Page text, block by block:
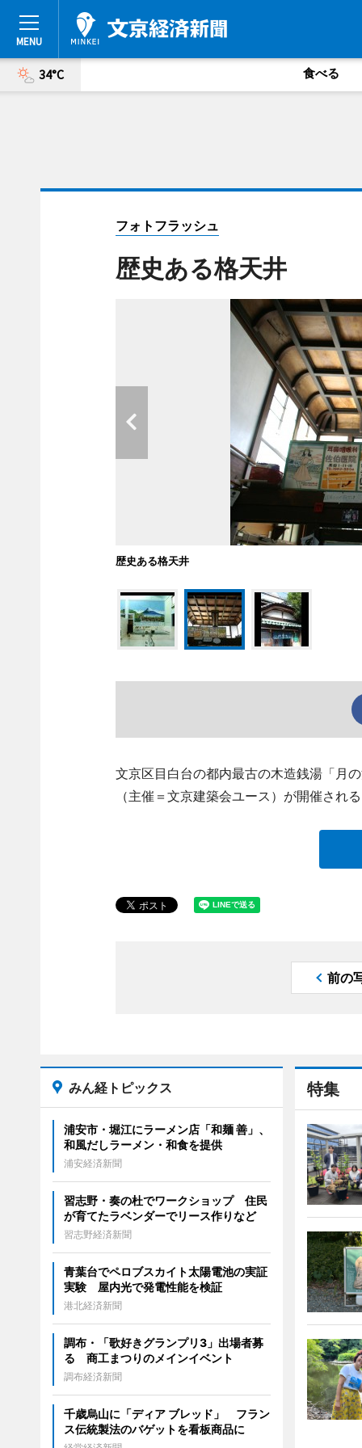
34°C 食べる
フォトフラッシュ
歴史ある格天井
歴史ある格天井
文京区目白台の都内最古の木造銭湯「月
（主催＝文京建築会ユース）が開催され
前の
特集
みん経トピックス
浦安市・堀江にラーメン店「和麺 善」、
和風だしラーメン・和食を提供
浦安経済新聞
習志野・奏の杜でワークショップ 住民
が育てたラベンダーでリース作りなど
習志野経済新聞
青葉台でペロブスカイト太陽電池の実証
実験 屋内光で発電性能を検証
港北経済新聞
調布・「歌好きグランプリ3」出場者募
る 商工まつりのメインイベント
調布経済新聞
千歳烏山に「ディア ブレッド」 フラン
ス伝統製法のバゲットを看板商品に